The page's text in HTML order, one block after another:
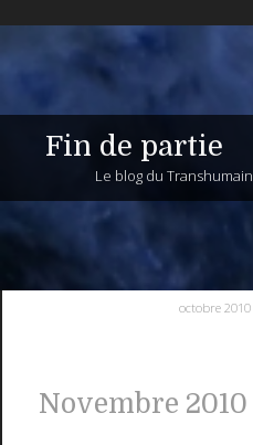
Fin de partie
Le blog du Transhumain
octobre 2010
Novembre 2010